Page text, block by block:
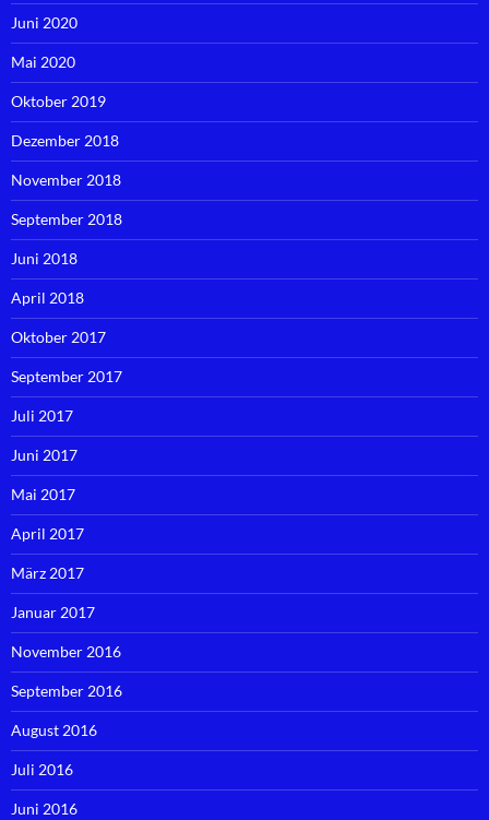
Juni 2020
Mai 2020
Oktober 2019
Dezember 2018
November 2018
September 2018
Juni 2018
April 2018
Oktober 2017
September 2017
Juli 2017
Juni 2017
Mai 2017
April 2017
März 2017
Januar 2017
November 2016
September 2016
August 2016
Juli 2016
Juni 2016